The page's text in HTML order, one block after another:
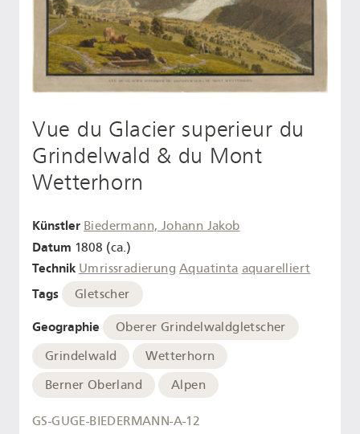
Vue du Glacier superieur du
Grindelwald & du Mont
Wetterhorn
Künstler Biedermann, Johann Jakob
Datum 1808 (ca.)
Technik Umrissradierung Aquatinta aquarelliert
Tags Gletscher
Geographie
Oberer Grindelwaldgletscher
Grindelwald
Wetterhorn
Berner Oberland
Alpen
GS-GUGE-BIEDERMANN-A-12